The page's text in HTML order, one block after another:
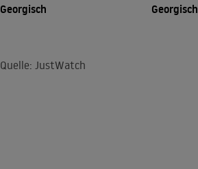
Georgisch Georgisch
Quelle: JustWatch